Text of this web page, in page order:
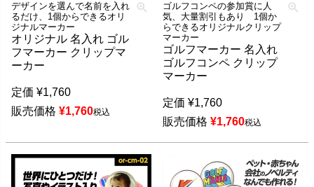
デザインを選んで名前を入れ
るだけ、1個からできるオリ
ジナルマーカー
オリジナル 名入れ ゴル
フマーカー クリップマ
ーカー
定価 ¥1,760
販売価格 ¥1,760税込
ゴルフコンペの参加賞に人
気、大量割引もあり 1個か
らできるオリジナルクリップ
マーカー
ゴルフマーカー 名入れ
ゴルフコンペ クリップ
マーカー
定価 ¥1,760
販売価格 ¥1,760税込